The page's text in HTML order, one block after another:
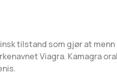
tilstand som gjør at
Viagra. Kamagra